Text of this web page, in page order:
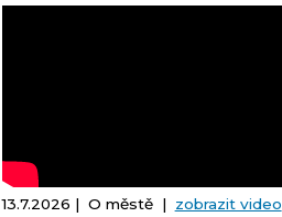
13.7.2026 | O městě | zobrazit video